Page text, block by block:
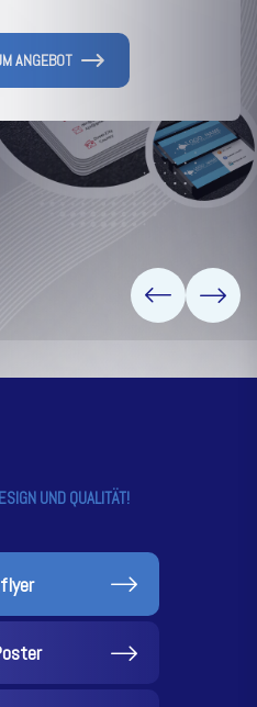
ANGEBOT
UND QUALITÄT!